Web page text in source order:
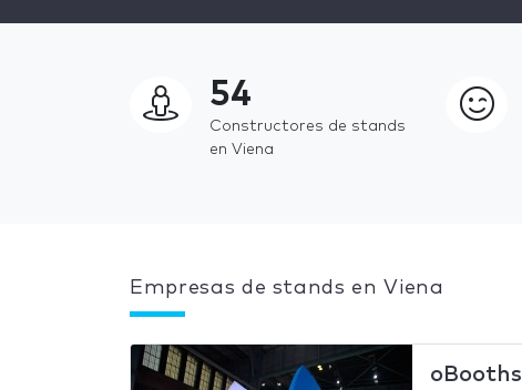
54
Constructores de stands
en Viena
Empresas de stands en Viena
oBooths